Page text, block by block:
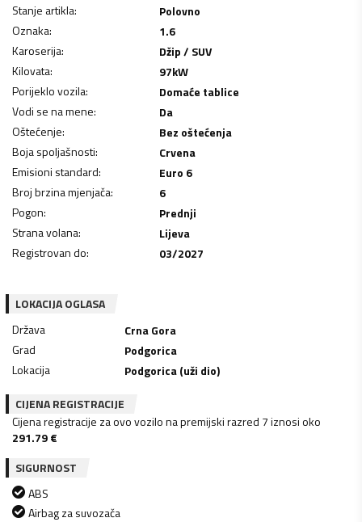
Stanje artikla:
Polovno
Oznaka:
1.6
Karoserija:
Džip / SUV
Kilovata: 97kW
Porijeklo vozila:
Domaće tablice
Vodi se na mene:
Da
Oštećenje:
Bez oštećenja
Boja spoljašnosti:
Crvena
Emisioni standard:
Euro 6
Broj brzina mjenjača:
6
Pogon:
Prednji
Strana volana:
Lijeva
Registrovan do: 03/2027
LOKACIJA OGLASA
Država
Crna Gora
Grad
Podgorica
Lokacija
Podgorica (uži dio)
CIJENA REGISTRACIJE
Cijena registracije za ovo vozilo na premijski razred 7 iznosi oko
291.79€
SIGURNOST
ABS
Airbag za suvozača